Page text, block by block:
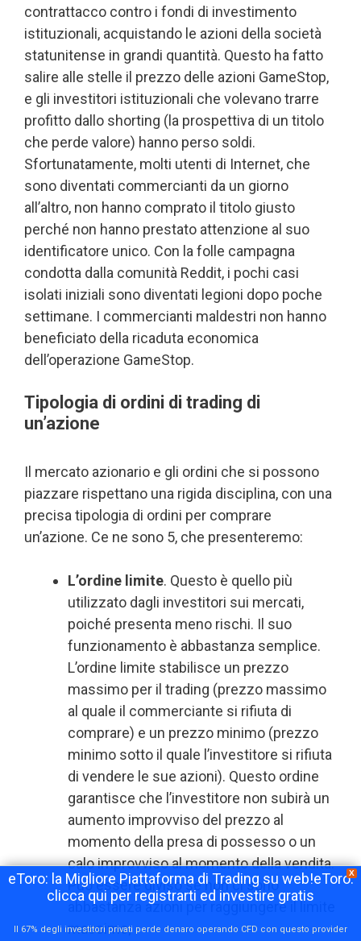
contrattacco contro i fondi di investimento
istituzionali, acquistando le azioni della società
statunitense in grandi quantità. Questo ha fatto
salire alle stelle il prezzo delle azioni GameStop,
e gli investitori istituzionali che volevano trarre
profitto dallo shorting (la prospettiva di un titolo
che perde valore) hanno perso soldi.
Sfortunatamente, molti utenti di Internet, che
sono diventati commercianti da un giorno
all’altro, non hanno comprato il titolo giusto
perché non hanno prestato attenzione al suo
identificatore unico. Con la folle campagna
condotta dalla comunità Reddit, i pochi casi
isolati iniziali sono diventati legioni dopo poche
settimane. I commercianti maldestri non hanno
beneficiato della ricaduta economica
dell’operazione GameStop.
Tipologia di ordini di trading di
un’azione
Il mercato azionario e gli ordini che si possono
piazzare rispettano una rigida disciplina, con una
precisa tipologia di ordini per comprare
un’azione. Ce ne sono 5, che presenteremo:
L’ordine limite. Questo è quello più
utilizzato dagli investitori sui mercati,
poiché presenta meno rischi. Il suo
funzionamento è abbastanza semplice.
L’ordine limite stabilisce un prezzo
massimo per il trading (prezzo massimo
al quale il commerciante si rifiuta di
comprare) e un prezzo minimo (prezzo
minimo sotto il quale l’investitore si rifiuta
di vendere le sue azioni). Questo ordine
garantisce che l’investitore non subirà un
aumento improvviso del prezzo al
momento della presa di possesso o un
calo improvviso al momento della vendita.
Può essere diviso se non ci sono
abbastanza azioni per raggiungere il limite
massimo;
X
eToro: la Migliore Piattaforma di Trading su web!eToro:
clicca qui per registrarti ed investire gratis
Il 67% degli investitori privati perde denaro operando CFD con questo provider